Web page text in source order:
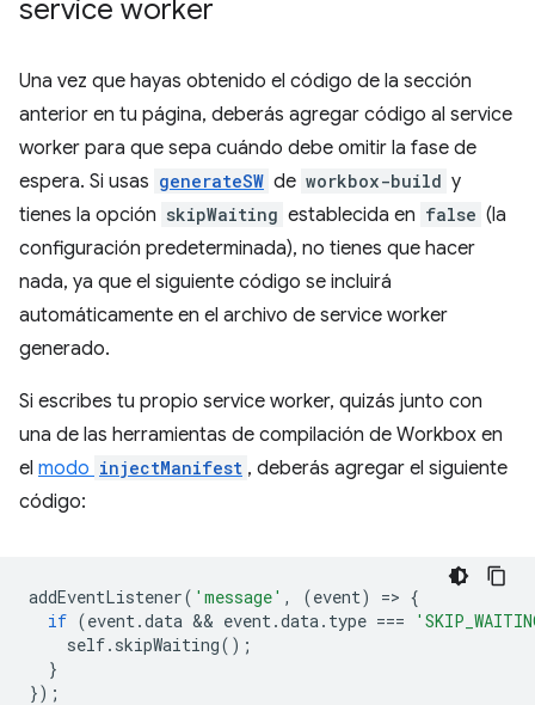
service worker
Una vez que hayas obtenido el código de la sección
anterior en tu página, deberás agregar código al service
worker para que sepa cuándo debe omitir la fase de
espera. Si usas generateSW de workbox-build y
tienes la opción skipWaiting establecida en false (la
configuración predeterminada), no tienes que hacer
nada, ya que el siguiente código se incluirá
automáticamente en el archivo de service worker
generado.
Si escribes tu propio service worker, quizás junto con
una de las herramientas de compilación de Workbox en
el modo injectManifest , deberás agregar el siguiente
código:
addEventListener( 'message' , (event) => {
if (event.data && event.data. type ===
self. skipWaiting();
}
});